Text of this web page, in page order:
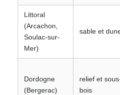
Littoral
(Arcachon,
Soulac-sur-
Mer)
sable et
Dordogne
(Bergerac)
relief et
bois